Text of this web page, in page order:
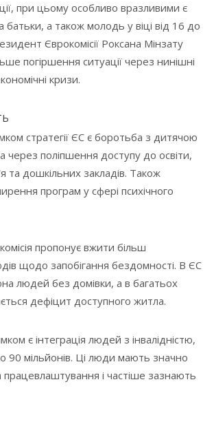
при цьому особливо вразливими є
батьки, а також молодь у віці від 16 до
Єврокомісії Роксана Мінзату
погіршення ситуації через нинішні
кризи.
стратегії ЄС є боротьба з дитячою
через поліпшення доступу до освіти,
та дошкільних закладів. Також
програм у сфері психічного
пропонує вжити більш
щодо запобігання бездомності. В ЄС
людей без домівки, а в багатьох
дефіцит доступного житла.
є інтеграція людей з інвалідністю,
90 мільйонів. Ці люди мають значно
і частіше зазнають